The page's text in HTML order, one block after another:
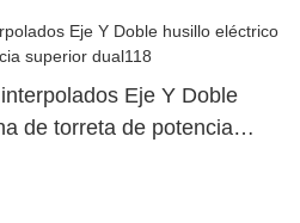
Eje Y Doble
de torreta de potencia